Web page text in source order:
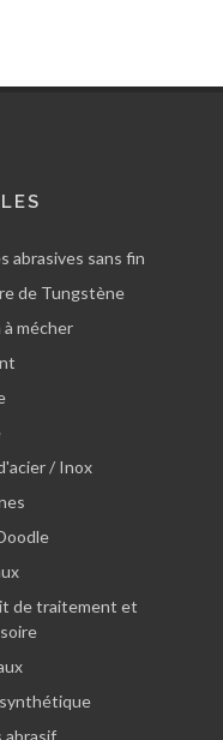
abrasives sans fin
de Tungstène
mécher
/ Inox
de traitement et
abrasif